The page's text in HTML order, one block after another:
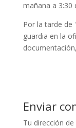
mañana a 3:30
Por la tarde de
guardia en la
Enviar
Tu dirección